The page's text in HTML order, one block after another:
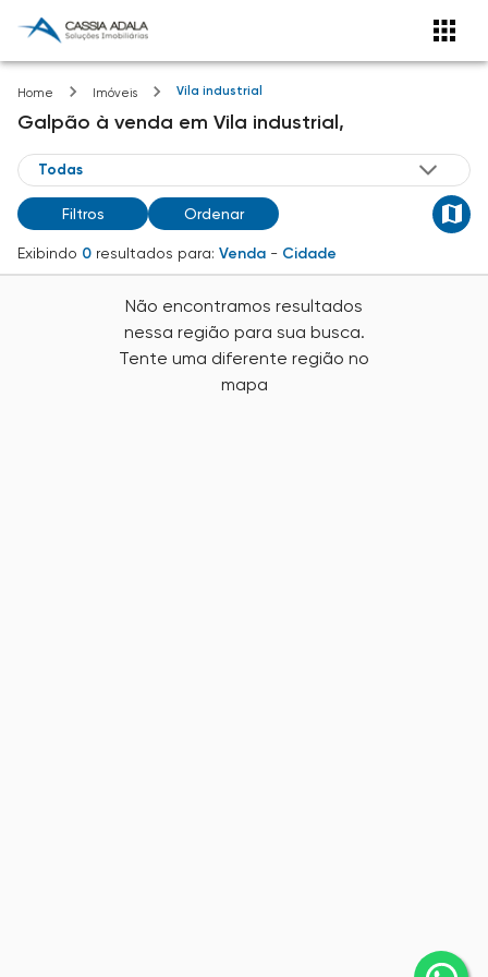
Home Imóveis Vila industrial
Galpão à venda em Vila industrial,
Filtros Ordenar
Exibindo 0 resultados para: Venda - Cidade
Não encontramos resultados
nessa região para sua busca.
Tente uma diferente região no
mapa